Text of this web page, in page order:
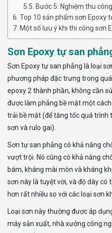
Bước 5: Nghiệm thu
Top 10 sản phẩm sơn Epoxy
Một số lưu ý khi thi công sơn
Sơn Epoxy tự san
Sơn Epoxy tự san phẳng là loại
phương pháp đặc trưng trong
epoxy 2 thành phần, không cần
được làm phẳng bề mặt một
trải bề mặt (để tăng tốc quá trình
sơn và rulo gai).
Sơn tự san phẳng có khả năng
vượt trội. Nó cũng có khả năng
bám, kháng mài mòn và kháng
sơn này là tuyệt vời, và độ dày
hơn rất nhiều so với các loại sơn
Loại sơn này thường được áp
máy sản xuất, nhà xưởng công